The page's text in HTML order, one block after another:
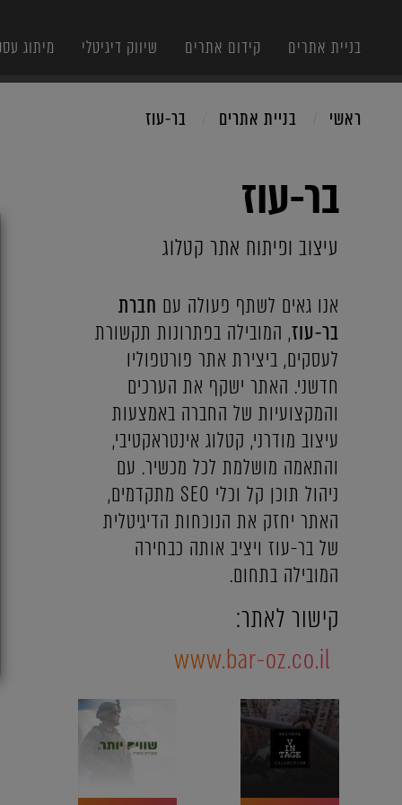
בניית אתרים קידום אתרים שיווק דיגיטלי מיתוג
ראשי בניית אתרים בר-עוז
בר-עוז
עיצוב ופיתוח אתר קטלוג
אנו גאים לשתף פעולה עם חברת
בר-עוז, המובילה בפתרונות תקשורת
לעסקים, ביצירת אתר פורטפוליו
חדשני. האתר ישקף את הערכים
והמקצועיות של החברה באמצעות
עיצוב מודרני, קטלוג אינטראקטיבי,
והתאמה מושלמת לכל מכשיר. עם
ניהול תוכן קל וכלי SEO מתקדמים,
האתר יחזק את הנוכחות הדיגיטלית
של בר-עוז ויציב אותה כבחירה
המובילה בתחום.
קישור לאתר:
www.bar-oz.co.il